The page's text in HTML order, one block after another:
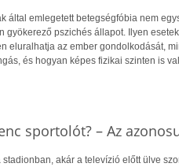
által emlegetett betegségfóbia nem
gyökerező pszichés állapot. Ilyen
eluralhatja az ember gondolkodását,
és hogyan képes fizikai szinten is
sportolót? – Az
stadionban, akár a televízió előtt ülve